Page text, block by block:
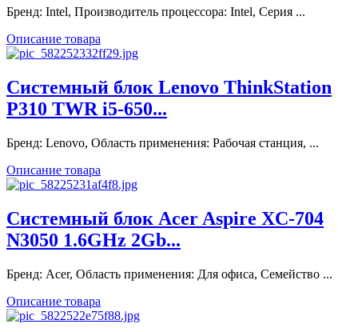
Бренд: Intel, Производитель процессора: Intel, Серия ...
Описание товара
Системный блок Lenovo ThinkStation
P310 TWR i5-650...
Бренд: Lenovo, Область применения: Рабочая станция, ...
Описание товара
Системный блок Acer Aspire XC-704
N3050 1.6GHz 2Gb...
Бренд: Acer, Область применения: Для офиса, Семейство ...
Описание товара